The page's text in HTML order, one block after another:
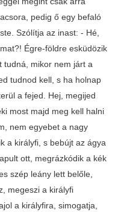
pedig ő egy befaló
Szólítja az inast: - Hé,
Égre-földre esküdözik
tudná, mikor nem járt a
tudnod kell, s ha holnap
a fejed. Hej, megijed
most majd meg kell halni
nem egyebet a nagy
a királyfi, s bebújt az ágya
ott, megrázkódik a kék
szép leány lett belőle,
megeszi a királyfi
a királyfira, simogatja,